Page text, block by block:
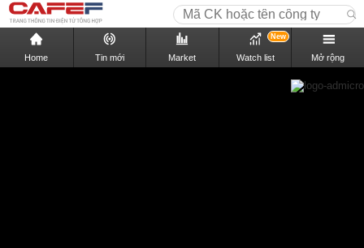
Home Tin mới Market Watch list
New
Mở rộng